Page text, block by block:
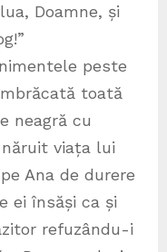
Doamne, și
peste
toată
neagră cu
năruit viața lui
Ana de durere
ei însăși ca și
refuzându-i